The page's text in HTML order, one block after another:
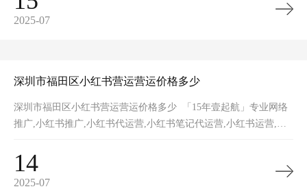
2025-07
深圳市福田区小红书营运营运价格多少
深圳市福田区小红书营运营运价格多少 「15年壹起航」专业网络
推广,小红书推广,小红书代运营,小红书笔记代运营,小红书运营,小
14
2025-07